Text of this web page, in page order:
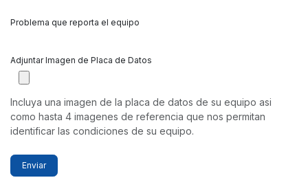
Problema que reporta el equipo
Adjuntar Imagen de Placa de Datos
Incluya una imagen de la placa de datos de su equipo asi
como hasta 4 imagenes de referencia que nos permitan
identificar las condiciones de su equipo.
Enviar